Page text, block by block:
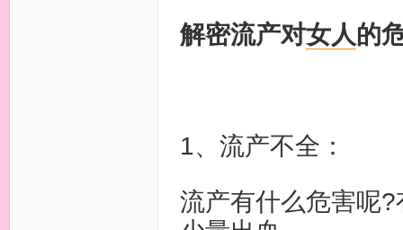
解密流产对女人的
1、流产不全：
流产有什么危害呢